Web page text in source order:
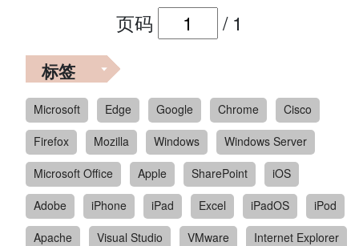
页码 / 1
标签
Microsoft Edge Google Chrome
Cisco
Firefox
Mozilla Windows
Windows Server
Microsoft Office
Apple SharePoint
iOS
Adobe
iPhone iPad Excel iPadOS
iPod
Apache
Visual Studio VMware
Internet Explorer